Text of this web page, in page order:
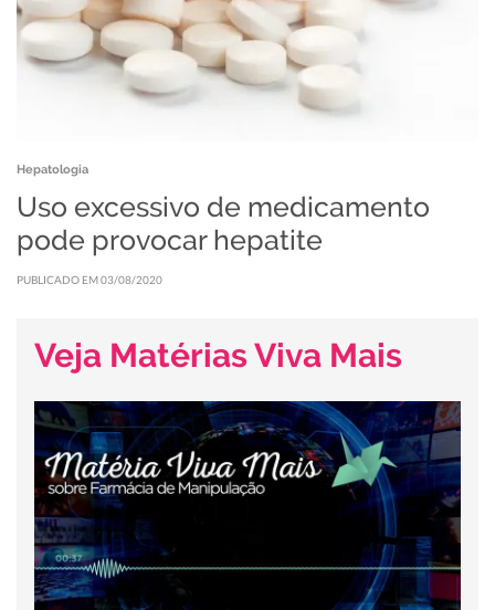
Hepatologia
Uso excessivo de medicamento
pode provocar hepatite
PUBLICADO EM 03/08/2020
Veja Matérias Viva Mais